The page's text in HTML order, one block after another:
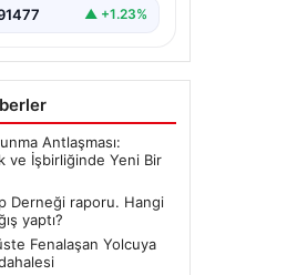
▲ +1.23%
Antlaşması:
ve İşbirliğinde Yeni Bir
Derneği raporu. Hangi
yaptı?
Fenalaşan Yolcuya